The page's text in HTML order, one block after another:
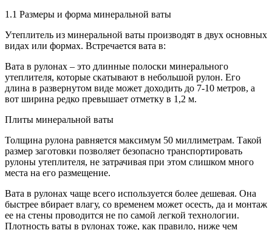
1.1 Размеры и форма минеральной ваты
Утеплитель из минеральной ваты производят в двух основных
видах или формах. Встречается вата в:
Вата в рулонах – это длинные полоски минерального
утеплителя, которые скатывают в небольшой рулон. Его
длина в развернутом виде может доходить до 7-10 метров, а
вот ширина редко превышает отметку в 1,2 м.
Плиты минеральной ваты
Толщина рулона равняется максимум 50 миллиметрам. Такой
размер заготовки позволяет безопасно транспортировать
рулоны утеплителя, не затрачивая при этом слишком много
места на его размещение.
Вата в рулонах чаще всего используется более дешевая. Она
быстрее вбирает влагу, со временем может осесть, да и монтаж
ее на стены проводится не по самой легкой технологии.
Плотность ваты в рулонах тоже, как правило, ниже чем